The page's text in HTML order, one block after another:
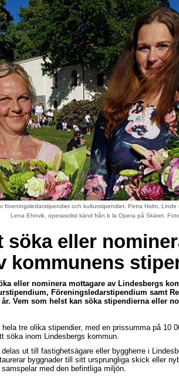
föreningsledarstipendiet och kulturstipendiet. Petra Holm, Linde
Lena Ehnvik, operasolist känd från b la Opera på Skäret.
söka eller
kommunens
eller nominera mottagare av Lindesbergs
Föreningsledarstipendium samt
Vem som helst kan söka stipendierna eller
tre olika stipendier, med en prissumma på 10
söka inom Lindesbergs kommun.
ut till fastighetsägare eller byggherre i
byggnader till sitt ursprungliga skick eller
med den befintliga miljön.